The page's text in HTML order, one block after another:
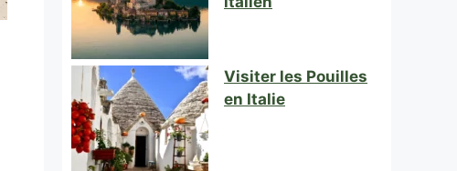
Visiter les Pouilles
en Italie